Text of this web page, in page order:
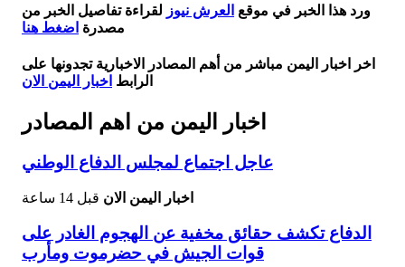
ورد هذا الخبر في موقع العرش نيوز لقراءة تفاصيل الخبر من
مصدرة اضغط هنا
اخر اخبار اليمن مباشر من أهم المصادر الاخبارية تجدونها على
الرابط اخبار اليمن الان
اخبار اليمن من اهم المصادر
عاجل اجتماع لمجلس الدفاع الوطني
اخبار اليمن الان قبل 14 ساعة
الدفاع تكشف حقائق مخفية عن الهجوم الغادر على
قوات الجيش في حضرموت ومأرب